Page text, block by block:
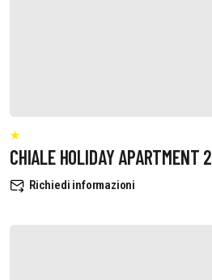
CHIALE HOLIDAY APARTMENT 2
Richiedi informazioni